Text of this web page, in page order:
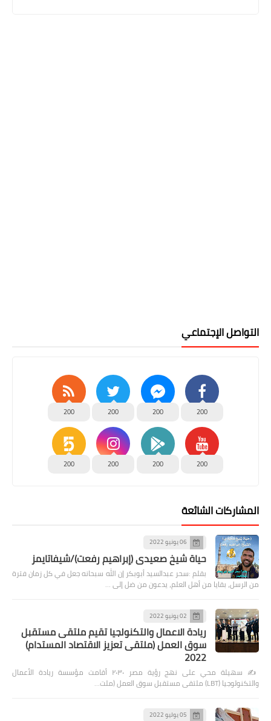
التواصل الإجتماعي
200
200
200
200
200
200
200
200
المشاركات الشائعة
06 يونيو 2022
حياة شيخ صعيدى (إبراهيم رفعت)/شيفاتايمز
بقلم :سحر عبدالسيد أبوبكر إن الله سبحانه جعل في كل زمان فترة
من الرسل، بقايا من أهل العلم، يدعون من ضل إلى …
02 يونيو 2022
ريادة الاعمال والتكنولجيا تقيم ملتقى مستقبل
سوق العمل (ملتقى تعزيز الاقتصاد المستدام)
2022
✍️ سهيلة محي على نهج رؤية مصر ٢٠٣٠ أقامت مؤسسة ريادة الأعمال
والتكنولوجيا (LBT) ملتقى مستقبل سوق العمل (ملت…
05 يوليو 2022